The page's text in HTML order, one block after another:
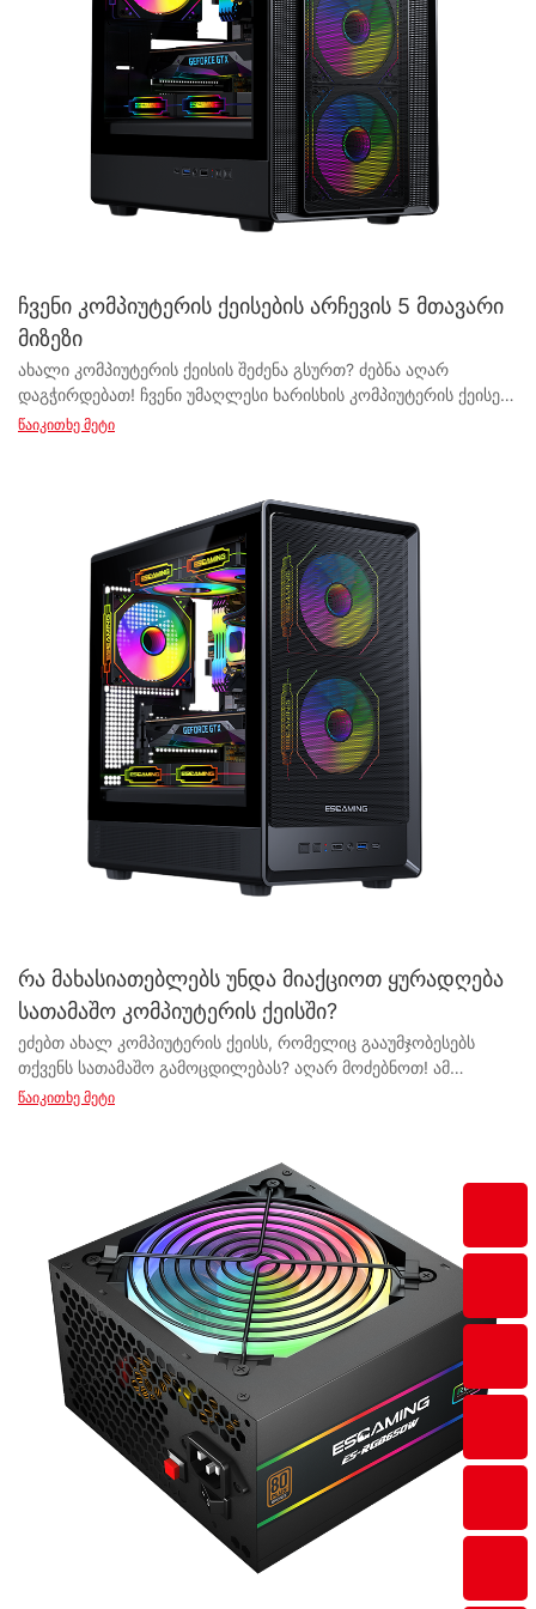
ჩვენი კომპიუტერის ქეისების არჩევის 5 მთავარი
მიზეზი
ახალი კომპიუტერის ქეისის შეძენა გსურთ? ძებნა აღარ დაგჭირდებათ! ჩვენი უმაღლესი ხარისხის კომპიუტერის ქეისები შეუდარებელ ხარისხსა და ფუნქციონალურობას გთავაზობთ. ამ სტატიაში ჩვენ განვიხილავთ 5 მთავარ მიზეზს, თუ რატომ უნდა აირჩიოთ ჩვენი პროდუქტები თქვენი შემდეგი აწყობისთვის. ელეგანტური დიზაინიდან დაწყებული, უმაღლესი შესრულებით დამთავრებული, ჩვენ გვაქვს ყველაფერი, რაც გჭირდებათ თქვენი სისტემის ახალ დონეზე ასაყვანად. განაგრძეთ კითხვა, რომ გაიგოთ, თუ რატომ არის ჩვენი კომპიუტერის ქეისები საუკეთესო არჩევანი თქვენი სათამაშო ან პროფესიონალური საჭიროებებისთვის. - პრემიუმ ხარისხის მასალები როდესაც საქმე თქვენი კომპიუტერისთვის იდეალური კომპიუტერის ქეისის არჩევას ეხება, ერთ-ერთი ყველაზე მნიშვნელოვანი გასათვალისწინებელი ფაქტორი მისი დამზადებისას გამოყენებული მასალების ხარისხია. ჩვენს კომპანიაში ჩვენ ვამაყობთ, რომ ჩვენი კომპიუტერის ქეისების წარმოებაში მხოლოდ მაღალი ხარისხის მასალებს ვიყენებთ. ამ სტატიაში განვიხილავთ 5 მთავარ მიზეზს, თუ რატომ შეიძლება ჩვენი კომპიუტერის ქეისების არჩევა თქვენთვის, როგორც მომხმარებლისთვის, სასარგებლო იყოს. პირველ რიგში, ჩვენი ერთგულება მაღალი ხარისხის მასალების გამოყენების მიმართ უზრუნველყოფს ჩვენი კომპიუტერის ქეისების გამძლეობას. ჩვენ გვესმის, რომ მაღალი ხარისხის კომპიუტერის ქეისში ინვესტირება მნიშვნელოვანია, რადგან ის თქვენი მთელი კომპიუტერული სისტემის საფუძველს წარმოადგენს. ჩვენი ქეისების კონსტრუქციაში მაღალი ხარისხის მასალების გამოყენებით, ჩვენ გარანტიას გაძლევთ, რომ ისინი გაუძლებენ დროს და უზრუნველყოფენ ხანგრძლივ გამძლეობას. გარდა ამისა, ჩვენი ერთგულება მაღალი ხარისხის მასალების გამოყენების მიმართ ნიშნავს, რომ ჩვენი კომპიუტერის ქეისები არა მხოლოდ გამძლეა, არამედ ესთეტიურად სასიამოვნოც. ჩვენ გვჯერა, რომ კომპიუტერის ქეისმა არა მხოლოდ უნდა დაიცვას თქვენი ძვირფასი კომპონენტები, არამედ წარმოაჩინოს ისინი ელეგანტურად და ელეგანტურად. ჩვენი ქეისები შექმნილია ელეგანტური და თანამედროვე ესთეტიკის გათვალისწინებით, რაც მათ იდეალურ დამატებად აქცევს ნებისმიერი სათამაშო სისტემისთვის ან სამუშაო სადგურისთვის. გარდა ამისა, ჩვენი კომპიუტერის კორპუსებში პრემიუმ ხარისხის მასალების გამოყენება უზრუნველყოფს უმაღლეს ფუნქციონალურობას. ჩვენი კორპუსები სპეციალურად შექმნილია თქვენი კომპონენტებისთვის ოპტიმალური ჰაერის ნაკადისა და გაგრილებისთვის, რაც უზრუნველყოფს თქვენი კომპიუტერის შეუფერხებელ და ეფექტურ მუშაობას. გარდა ამისა, ჩვენი კორპუსები აღჭურვილია ისეთი ფუნქციებით, როგორიცაა კაბელების მართვის სისტემები და ხელსაწყოების გარეშე ინსტალაცია, რაც მათ გამოყენებასა და მოვლას მარტივს ხდის. გამძლეობის, ესთეტიკისა და ფუნქციონალურობის გარდა, ჩვენი კომპიუტერის ქეისების არჩევა ასევე ნიშნავს რეპუტაციის მქონე და სანდო კომპიუტერის ქეისების მწარმოებლის მხარდაჭერას. ჩვენ გვაქვს დიდი ხნის რეპუტაცია ინდუსტრიაში მაღალი ხარისხის პროდუქციის წარმოებისთვის, რომელიც აკმაყოფილებს ჩვენი მომხმარებლების საჭიროებებს. ჩვენი გამოცდილი ინჟინრებისა და დიზაინერების გუნდი დაუღალავად მუშაობს ჩვენი პროდუქციის ინოვაციებისა და გაუმჯობესებისთვის, რათა უზრუნველყოს, რომ ჩვენი კომპიუტერის ქეისების არჩევისას მიიღოთ მხოლოდ საუკეთესო. და ბოლოს, ჩვენი კომპიუტერის კორპუსის პროდუქტების არჩევით, შეგიძლიათ დარწმუნებული იყოთ, რომ ინვესტიციას დებთ პროდუქტში, რომელსაც აქვს შესანიშნავი მომხმარებელთა მომსახურება და მხარდაჭერა. ჩვენი გუნდი ორიენტირებულია მომხმარებლებისთვის უმაღლესი დონის დახმარების გაწევაზე, იქნება ეს პროდუქტის რეკომენდაციები, პრობლემების მოგვარება თუ გარანტირებული მხარდაჭერა. ჩვენ ვალდებულნი ვართ უზრუნველვყოთ, რომ ჩვენი პროდუქტებით თქვენი გამოცდილება იყოს განსაკუთრებული. დასკვნის სახით, როდესაც საქმე თქვენი კომპიუტერისთვის კომპიუტერის ქეისის შერჩევას ეხება, აუცილებელია აირჩიოთ პრემიუმ ხარისხის მასალებით დამზადებული პროდუქტი. ჩვენი კომპიუტერის ქეისები არა მხოლოდ გამძლეობას, ესთეტიკასა და ფუნქციონალურობას გვთავაზობენ, არამედ რეპუტაციის მქონე მწარმოებლის მხარდაჭერასაც. მაშ, რატომ უნდა დაკმაყოფილდეთ რაიმეთი ნაკლებით? აირჩიეთ ჩვენი კომპიუტერის ქეისები და თავად გამოსცადეთ განსხვავება. - ელეგანტური და ფუნქციური დიზაინი როდესაც საქმე თქვენი კომპიუტერული სისტემისთვის კომპიუტერის ქეისის არჩევას ეხება, ბაზარზე უამრავი ვარიანტია ხელმისაწვდომი. თუმცა, ყველა კომპიუტერის ქეისი ერთნაირი არ არის. ჩვენს კომპანიაში ვამაყობთ, რომ გთავაზობთ მაღალი ხარისხის კომპიუტერის ქეისებს, რომლებიც გამოირჩევა როგორც ელეგანტური, ასევე ფუნქციონალური დიზაინით. ჩვენი კომპიუტერის ქეისების არჩევის ერთ-ერთი მთავარი მიზეზი მათი ელეგანტური დიზაინია. ჩვენი ქეისები საგულდაგულოდ არის დამზადებული არა მხოლოდ ვიზუალურად მიმზიდველი იერსახისთვის, არამედ თქვენი კომპიუტერის საერთო ესთეტიკის გასაუმჯობესებლად. სუფთა ხაზებით, თანამედროვე დასრულებითა და ინოვაციური ფუნქციებით, ჩვენი კომპიუტერის ქეისები აუცილებლად გამოავლენს ნებისმიერ სამუშაო სივრცეს ან სათამაშო სისტემას. ელეგანტური დიზაინის გარდა, ჩვენი კომპიუტერის ქეისები ასევე ძალიან ფუნქციონალურია. ჩვენ გვესმის ჰაერის სწორი ნაკადის, კაბელების მართვისა და კომპონენტების თავსებადობის მნიშვნელობა მაღალი ხარისხის კომპიუტერული სისტემის აწყობისას. სწორედ ამიტომ, ჩვენი ქეისები ექსპერტულად არის დაპროექტებული, რათა უზრუნველყოს ჰაერის საკმარისი ნაკადი, კაბელების მარტივი გაყვანილობის ვარიანტები და თქვენი კომპონენტებისთვის საკმარისი ადგილი „სუნთქვისთვის“. როგორც წამყვანი კომპიუტერის ქეისების მიმწოდებელი და მწარმოებელი, ჩვენ ვამაყობთ ჩვენი პროდუქციის ხარისხითა და გამძლეობით. ჩვენი ქეისები დამზადებულია მაღალი ხარისხის მასალებისგან, რომლებიც გამძლეა, რაც უზრუნველყოფს, რომ თქვენი ინვესტიცია გაუძლებს დროს. გამოცდილი კომპიუტერის შემქმნელი ხართ თუ კომპიუტერული ტექნიკის სამყაროში ახალბედა, ჩვენი ქეისები გთავაზობთ სტილისა და ფუნქციონალურობის იდეალურ ნაზავს. ჩვენი კომპიუტერის ქეისების არჩევის კიდევ ერთი მიზეზი ინოვაციებისადმი ჩვენი ერთგულებაა. ჩვენ მუდმივად ვცდილობთ დიზაინისა და ტექნოლოგიების საზღვრების გაფართოებას, რათა შევქმნათ პროდუქტები, რომლებიც არა მხოლოდ ვიზუალურად განსაცვიფრებელია, არამედ ძალიან პრაქტიკულიც. გამაგრებული მინის გვერდითი პანელებიდან დაწყებული RGB განათების ვარიანტებით დამთავრებული, ჩვენი ქეისები სავსეა ფუნქციებით, რომლებიც თქვენი კომპიუტერის კონფიგურაციას ახალ დონეზე აიყვანს. და ბოლოს, ჩვენი მომხმარებელთა მომსახურება კონკურენტებისგან გამოგვარჩევს. როგორც რეპუტაციის მქონე კომპიუტერის კორპუსების მიმწოდებელი, ჩვენ ვცდილობთ, ჩვენს მომხმარებლებს ყოველ ნაბიჯზე განსაკუთრებული მხარდაჭერა გავუწიოთ. თუ თქვენ გაქვთ შეკითხვები თავსებადობასთან, ინსტალაციასთან ან პერსონალიზაციის ვარიანტებთან დაკავშირებით, ჩვენი ექსპერტების გუნდი მზადაა დაგეხმაროთ თქვენი კომპიუტერული სისტემისთვის სწორი არჩევანის გაკეთებაში. დასკვნის სახით, ჩვენი კომპიუტერის ქეისები გთავაზობთ ელეგანტური დიზაინის, ფუნქციონალურობის, ხარისხის, ინოვაციისა და მაღალი დონის მომხმარებელთა მომსახურების გამარჯვებულ კომბინაციას. გეიმერი იქნებით, კონტენტის შემქმნელი თუ ბიზნეს პროფესიონალი, ჩვენი ქეისები იდეალური არჩევანია თქვენი კომპიუტერის სისტემის ახალ დონეზე ასაყვანად. აირჩიეთ ჩვენი კომპიუტერის ქეისები და თავად გამოსცადეთ განსხვავება. - უმაღლესი ხარისხის გაგრილება და ჰაერის ნაკადი როდესაც საქმე თქვენი სათამაშო სისტემისთვის ან სამუშაო სადგურისთვის კომპიუტერის ქეისის არჩევას ეხება, ერთ-ერთი ყველაზე მნიშვნელოვანი გასათვალისწინებელი ფაქტორია შესანიშნავი გაგრილებისა და ჰაერის ნაკადის უზრუნველყოფა. კომპიუტერის ქეისი, რომელიც უზრუნველყოფს შესანიშნავ გაგრილებას და ჰაერის ნაკადს, აუცილებელია თქვენი კომპონენტების ოპტიმალური მუშაობისა და ხანგრძლივი მუშაობის შესანარჩუნებლად. XYZ PC CASE-ში ჩვენ ვამაყობთ იმით, რომ გთავაზობთ უმაღლესი ხარისხის კომპიუტერის ქეისებს, რომლებიც სპეციალურად შექმნილია გაგრილების და ჰაერის ნაკადის გასაუმჯობესებლად მაქსიმალური ეფექტურობისთვის. როგორც კომპიუტერის კორპუსების წამყვანი მიმწოდებელი და მწარმოებელი, ჩვენ გვესმის კომპიუტერის სისტემების სათანადო ვენტილაციისა და გაგრილების მნიშვნელობა. ჩვენი კომპიუტერის კორპუსები დაპროექტებულია მოწინავე ჰაერის ნაკადის ტექნოლოგიით, მათ შორის სტრატეგიულად განთავსებული ვენტილაციის ხვრელებით, ვენტილატორის სამაგრებით და თხევადი გაგრილების სისტემებისთვის განკუთვნილი ადგილით. ეს უზრუნველყოფს, რომ თქვენი კომპონენტები გაცივებული დარჩეს ინტენსიური სათამაშო სესიების ან რესურსებით გადატვირთული ამოცანების დროსაც კი. ჩვენი კომპიუტერის კორპუსების ერთ-ერთი მთავარი მახასიათებელია მაღალი ხარისხის მასალების გამოყენება, რომლებიც შექმნილია სითბოს ეფექტურად გასაფანტად. ჩვენი კორპუსები დამზადებულია უმაღლესი ხარისხის მასალებისგან, როგორიცაა ფოლადი, ალუმინი და გამაგრებული მინა, რაც არა მხოლოდ უზრუნველყოფს გამძლეობას და უსაფრთხოებას, არამედ ხელს უწყობს სითბოს გაფრქვევას. ეს ხელს უშლის კორპუსში სითბოს დაგროვებას, რამაც შეიძლება გამოიწვიოს თერმული დათრგუნვა და მუშაობის შემცირება. შესანიშნავი გაგრილების გარდა, ჩვენი კომპიუტერის კორპუსები ასევე შექმნილია ჰაერის ნაკადის გათვალისწინებით. თითოეული კორპუსი აღჭურვილია მრავალი ვენტილატორის სამაგრით და სავენტილაციო ხვრელით, რათა უზრუნველყოფილი იყოს ჰაერის სათანადო ცირკულაცია მთელ სისტემაში. ეს ხელს უწყობს კორპუსიდან ცხელი ჰაერის გამოდევნას და სუფთა, გრილი ჰაერის შემოდინებას, რათა თქვენი კომპონენტები საუკეთესოდ მუშაობდნენ. გარდა ამისა, ჩვენი კომპიუტერის ქეისები შექმნილია კაბელების მართვის გათვალისწინებით, რაც ხელს უწყობს ქეისში ჰაერის ნაკადის გაუმჯობესებას. კაბელების ორგანიზებულად და გზიდან მოშორებით შენარჩუნებით, ჰაერის ნაკადი არ იბლოკება, რაც უზრუნველყოფს გაგრილების უკეთეს ეფექტურობას. ეს ასევე ხელს უწყობს ინტერიერის სისუფთავისა და მოწესრიგებულობის შენარჩუნებას, რაც აუცილებელია სათანადო ჰაერის ნაკადისა და გაგრილებისთვის. დასკვნის სახით, კომპიუტერის კორპუსის არჩევისას, გასათვალისწინებელი მნიშვნელოვანი ფაქტორებია შესანიშნავი გაგრილება და ჰაერის ნაკადი. ჩვენი უმაღლესი ხარისხის კომპიუტერის კორპუსის პროდუქტებით, შეგიძლიათ დარწმუნებული იყოთ თქვენი სისტემისთვის შესანიშნავ გაგრილების მუშაობასა და ოპტიმალურ ჰაერის ნაკადში. როგორც სანდო კომპიუტერის კორპუსის მიმწოდებელი და მწარმოებელი, ჩვენ ორიენტირებული ვართ მაღალი ხარისხის პროდუქციის მიწოდებაზე, რომელიც დააკმაყოფილებს ჩვენი მომხმარებლების საჭიროებებს. აირჩიეთ XYZ კომპიუტერის კორპუსი თქვენი შემდეგი კომპიუტერის აწყობისთვის და გამოსცადეთ ჩვენი პროდუქციის მიერ შემოთავაზებული გაგრილების და ჰაერის ნაკადის განსხვავება. - მორგებადი პარამეტრები როდესაც საქმე თქვენი კომპიუტერისთვის კომპიუტერის ქეისის არჩევას ეხება, ბაზარზე არსებული ამდენი ვარიანტის გათვალისწინებით, ეს შეიძლება საკმაოდ რთული ამოცანა იყოს. თუმცა, არსებობს აშკარა უპირატესობები, თუ კომპიუტერის ქეისს აირჩევთ სანდო მომწოდებლისგან, რომელსაც აქვს მორგებადი ვარიანტები.
წაიკითხე მეტი
რა მახასიათებლებს უნდა მიაქციოთ ყურადღება
სათამაშო კომპიუტერის ქეისში?
ეძებთ ახალ კომპიუტერის ქეისს, რომელიც გააუმჯობესებს თქვენს სათამაშო გამოცდილებას? აღარ მოძებნოთ! ამ სტატიაში ჩვენ განვიხილავთ ძირითად მახასიათებლებს, რომლებიც გასათვალისწინებელია სათამაშო კომპიუტერის ქეისის არჩევისას. გაარკვიეთ, თუ როგორ დაგეხმარებათ სწორი ქეისი თქვენი გეიმპლეის და საერთო სათამაშო კონფიგურაციის ოპტიმიზაციაში. - თამაშებისთვის განკუთვნილი კომპიუტერის ქეისის არჩევისას გასათვალისწინებელი ფაქტორები როდესაც საქმე სათამაშო კომპიუტერის აწყობას ეხება, ერთ-ერთი ყველაზე მნიშვნელოვანი გასათვალისწინებელი კომპონენტი კომპიუტერის კორპუსია. კარგი კომპიუტერის კორპუსი არა მხოლოდ თქვენი აპარატურისთვის ელეგანტურ კორპუსს უზრუნველყოფს, არამედ გადამწყვეტ როლს ასრულებს ჰაერის ნაკადში, გაგრილებასა და სისტემის საერთო მუშაობაში. ამ სტატიაში განვიხილავთ ფაქტორებს, რომლებიც უნდა გაითვალისწინოთ სათამაშო კომპიუტერის კორპუსის არჩევისას, დიზაინიდან და ზომიდან დაწყებული, გაგრილების ვარიანტებითა და კაბელების მართვით დამთავრებული. დიზაინი და ესთეტიკა სათამაშო კომპიუტერის ქეისის არჩევისას ერთ-ერთი პირველი, რაც უნდა გაითვალისწინოთ, არის დიზაინი და ესთეტიკა. კომპიუტერის ქეისები მრავალფეროვანი ფორმებით, ზომებითა და სტილით გამოირჩევა, ამიტომ მნიშვნელოვანია აირჩიოთ ისეთი, რომელიც არა მხოლოდ თქვენს აპარატურულ მოთხოვნებს შეესაბამება, არამედ თქვენს პირად სტილსაც ასახავს. ზოგიერთი გეიმერი უპირატესობას ანიჭებს დახვეწილ, მინიმალისტურ დიზაინს, ზოგი კი შეიძლება უპირატესობას ანიჭებდეს RGB განათებითა და აგრესიული სტილით გამორჩეულ ქეისებს. მნიშვნელოვანია აირჩიოთ ისეთი ქეისი, რომელიც არა მხოლოდ კარგად გამოიყურება, არამედ აქვს ოპტიმალური მუშაობისთვის საჭირო ფუნქციებიც. ზომა ზომა კიდევ ერთი მნიშვნელოვანი ფაქტორია, რომელიც გასათვალისწინებელია სათამაშო კომპიუტერის ქეისის არჩევისას. თქვენი ქეისის ზომა დამოკიდებული იქნება თქვენი კომპონენტების ზომაზე და საჭირო გაგრილების რაოდენობაზე. უფრო დიდ ქეისებს, როგორც წესი, მეტი ადგილი აქვთ დამატებითი ვენტილატორებისთვის, რადიატორებისთვის და სხვა გაგრილების გადაწყვეტილებებისთვის, ხოლო პატარა ქეისები შეიძლება უფრო კომპაქტური და პორტატული იყოს. მნიშვნელოვანია აირჩიოთ ქეისი, რომელიც არა მხოლოდ თქვენს აპარატურას მოერგება, არამედ საკმარისი ადგილი აქვს ჰაერის სათანადო ნაკადისა და კაბელების მართვისთვის. გაგრილების პარამეტრები გაგრილება უმნიშვნელოვანესია სათამაშო კომპიუტერის ოპტიმალური მუშაობის შესანარჩუნებლად, ამიტომ მნიშვნელოვანია აირჩიოთ ისეთი კორპუსი, რომელიც გაგრილების მრავალ ვარიანტს გთავაზობთ. მოძებნეთ კორპუსები, რომლებსაც აქვთ მრავალი ვენტილატორის სამაგრი, თხევადი გაგრილების მხარდაჭერა და კარგი ჰაერის ნაკადის დიზაინი. ზოგიერთ კორპუსს აქვს წინასწარ დაყენებული ვენტილატორები ან RGB განათება გაგრილების მუშაობისა და ესთეტიკის გასაუმჯობესებლად. სათანადო გაგრილება ხელს შეუწყობს გადახურების თავიდან აცილებას და უზრუნველყოფს თქვენი კომპონენტების შეუფერხებელ მუშაობას მძიმე დატვირთვის დროს. კაბელების მართვა შესაძლოა, კომპიუტერის კორპუსის არჩევისას კაბელების მართვა ყველაზე საინტერესო ასპექტი არ იყოს, თუმცა მას შეუძლია დიდი გავლენა მოახდინოს თქვენი სისტემის საერთო იერსახესა და ფუნქციონირებაზე. მოძებნეთ ისეთი კორპუსები, რომლებსაც საკმარისი ადგილი აქვთ კაბელების დედაპლატის უჯრის უკან გასაყვანად, ასევე აქვთ უამრავი შემაერთებელი წერტილი და კაბელების მართვის ფუნქცია. კაბელების მოწესრიგებულად და ორგანიზებულად შენახვა არა მხოლოდ გააუმჯობესებს ჰაერის ნაკადს და გაგრილებას, არამედ მომავალში გაამარტივებს თქვენი სისტემის პრობლემების მოგვარებას და განახლებას. დასკვნის სახით, სათამაშო კომპიუტერის ქეისის არჩევისას მნიშვნელოვანია გაითვალისწინოთ ისეთი ფაქტორები, როგორიცაა დიზაინი, ზომა, გაგრილების პარამეტრები და კაბელების მართვა. ამ ფაქტორების ყურადღებით შეფასებით და მაღალი ხარისხის კომპიუტერის ქეისის არჩევით სანდო კომპიუტერის ქეისების მიმწოდებლის ან მწარმოებლისგან, შეგიძლიათ შექმნათ სათამაშო სისტემა, რომელიც არა მხოლოდ შესანიშნავად გამოიყურება, არამედ საუკეთესოდ მუშაობს. ასე რომ, დაუთმეთ დრო თქვენი სათამაშო სისტემისთვის შესაფერისი კომპიუტერის ქეისის შესწავლას და არჩევას და ისიამოვნეთ საათობით გლუვი, მაღალი ხარისხის თამაშით. - დიზაინი და ესთეტიკა სათამაშო კომპიუტერის ქეისებში მაღალი ხარისხის სათამაშო კომპიუტერის აწყობისას, სწორი კომპიუტერის კორპუსის შერჩევა უმნიშვნელოვანესია. ის არა მხოლოდ ყველა ძვირადღირებულ კომპონენტს იტევს, არამედ მნიშვნელოვან როლს ასრულებს თქვენი სისტემის საერთო ესთეტიკაში. ამ სტატიაში ჩვენ განვიხილავთ დიზაინისა და ესთეტიკის მნიშვნელობას სათამაშო კომპიუტერის კორპუსებში და განვიხილავთ ძირითად მახასიათებლებს, რომლებიც უნდა გაითვალისწინოთ თქვენი სათამაშო კომპიუტერის კორპუსის არჩევისას. სათამაშო კომპიუტერის ქეისის არჩევისას ერთ-ერთი პირველი, რაც უნდა გაითვალისწინოთ, არის საერთო დიზაინი. სათამაშო კომპიუტერის ქეისები სხვადასხვა ფორმის, ზომისა და სტილისაა, ამიტომ აუცილებელია იპოვოთ ისეთი, რომელიც არა მხოლოდ თქვენს კომპონენტებს მოერგება, არამედ თქვენს პირად გემოვნებასაც შეესაბამება. ზოგიერთი მოთამაშე უპირატესობას ანიჭებს ელეგანტურ და მინიმალისტურ ქეისებს, ზოგი კი შეიძლება უფრო თვალშისაცემი და თამამი იყოს. საბოლოო ჯამში, თქვენი კომპიუტერის ქეისის დიზაინი უნდა ასახავდეს თქვენს ინდივიდუალურ სტილსა და პრეფერენციებს. დიზაინის გარდა, ესთეტიკასაც მნიშვნელოვანი როლი აქვს სათამაშო კომპიუტერის კორპუსის საერთო მიმზიდველობაში. ბევრი მწარმოებელი გვთავაზობს კორპუსებს მორგებადი RGB განათების ვარიანტებით, გამაგრებული მინის პანელებით და უნიკალური დიზაინის მახასიათებლებით, რაც თქვენს კორპუსს სხვებისგან გამოარჩევს. ეს ესთეტიკური გაუმჯობესებები არა მხოლოდ ვიზუალურ მიმზიდველობას მატებს თქვენს სისტემას, არამედ საშუალებას გაძლევთ, თქვენი კომპონენტები სტილურად წარმოაჩინოთ. სათამაშო კომპიუტერის ქეისის არჩევისას აუცილებელია პრაქტიკული მახასიათებლების გათვალისწინებაც. ჰაერის ნაკადი მნიშვნელოვანი ფაქტორია, რადგან სათანადო ვენტილაცია აუცილებელია კომპონენტების გაგრილებისთვის ინტენსიური თამაშის დროს. მოძებნეთ ქეისები ვენტილატორის სამაგრით, მტვრის ფილტრებით და კაბელების მართვის ოფციებით, რათა უზრუნველყოთ ჰაერის სწორი ნაკადი და ორგანიზება თქვენს კომპიუტერში. გარდა ამისა, გაითვალისწინეთ თქვენი ვიდეო ბარათის, პროცესორის გამაგრილებელი და კვების ბლოკის ზომა, რათა დარწმუნდეთ, რომ ისინი კომფორტულად მოთავსდება ქეისში. სათამაშო კომპიუტერის კორპუსის არჩევისას გასათვალისწინებელი კიდევ ერთი მნიშვნელოვანი ასპექტია მისი კონსტრუქციის ხარისხი. მოძებნეთ გამძლე მასალებისგან, როგორიცაა ფოლადი ან ალუმინი, დამზადებული კორპუსები, რადგან ეს მასალები უზრუნველყოფს უმაღლეს სიმტკიცეს და გამძლეობას. გარდა ამისა, გაითვალისწინეთ კორპუსის საერთო კონსტრუქციის ხარისხი, მათ შორის პანელების სისქე, შეღებვის ხარისხი და კომპონენტების მონტაჟის სიმარტივე. დასკვნის სახით, სათამაშო კომპიუტერის ქეისის არჩევისას აუცილებელია გაითვალისწინოთ როგორც დიზაინი, ასევე ესთეტიკა. ისეთი ქეისის პოვნა, რომელიც არა მხოლოდ თქვენს კომპონენტებს მოერგება, არამედ თქვენს ინდივიდუალურ სტილსა და პრეფერენციებსაც ასახავს, ​​შეუძლია გააუმჯობესოს თქვენი სათამაშო სისტემის საერთო იერსახე და შეგრძნება. მოძებნეთ ქეისები მორგებადი RGB განათებით, გამაგრებული მინის პანელებით და უნიკალური დიზაინის მახასიათებლებით, რათა თქვენი კონსტრუქცია მართლაც უნიკალური გახადოთ. გარდა ამისა, გაითვალისწინეთ პრაქტიკული მახასიათებლები, როგორიცაა ჰაერის ნაკადი, აწყობის ხარისხი და თქვენს კომპონენტებთან თავსებადობა, რათა უზრუნველყოთ წარმატებული თამაშებზე ორიენტირებული აწყობა. სწორი კომპიუტერის ქეისით, შეგიძლიათ შექმნათ განსაცვიფრებელი და ფუნქციონალური სათამაშო სისტემა, რომელიც ყველას აღაფრთოვანებს. - გაგრილების და ჰაერის ნაკადის საკითხები სათამაშო კომპიუტერის კორპუსებისთვის სათამაშო კომპიუტერის აწყობისას, ერთ-ერთი ყველაზე მნიშვნელოვანი კომპონენტი, რომელიც გასათვალისწინებელია, კომპიუტერის კორპუსია. ის არა მხოლოდ ინახავს და იცავს თქვენს ძვირადღირებულ აპარატურას, არამედ გადამწყვეტ როლს ასრულებს გაგრილებასა და ჰაერის ნაკადში. ამ სტატიაში განვიხილავთ სათამაშო კომპიუტერის კორპუსის ძირითად მახასიათებლებს, ძირითადი აქცენტით გაგრილებასა და ჰაერის ნაკადზე. კომპიუტერის კორპუსის არჩევისას ერთ-ერთი პირველი გასათვალისწინებელი ფაქტორი მისი ზომაა. უფრო დიდ კორპუსებს, როგორც წესი, მეტი ადგილი აქვთ ვენტილატორებისა და რადიატორებისთვის, რაც ხელს უწყობს ჰაერის ნაკადის და გაგრილების გაუმჯობესებას. თუმცა, პატარა კორპუსები შეიძლება უფრო კომპაქტური და პორტატული იყოს, ამიტომ მნიშვნელოვანია ზომასა და გაგრილების შესაძლებლობას შორის ბალანსის დაცვა. გაგრილების თვალსაზრისით, ვენტილატორების რაოდენობა და განლაგება უმნიშვნელოვანესია. მოძებნეთ კორპუსი, რომელსაც აქვს ვენტილატორის რამდენიმე სამაგრი, მათ შორის წინა, ზედა და უკანა პოზიციები. ეს საშუალებას მოგცემთ შექმნათ დაბალანსებული ჰაერის ნაკადის სისტემა, რომელიც ცივ ჰაერს წინა მხრიდან შემოიტანს და ცხელ ჰაერს უკანა და ზედა მხრიდან გამოდევნის. ზოგიერთ კორპუსს წინასწარ დამონტაჟებული ვენტილატორებიც კი აქვს, რაც დროსა და ფულს დაგიზოგავთ. ვენტილატორის სამაგრების გარდა, მნიშვნელოვანია გავითვალისწინოთ თხევადი გაგრილების პოტენციალი. სათამაშო კომპიუტერის ბევრ ქეისს აქვს რადიატორის საყრდენი, რაც უზრუნველყოფს მაღალი კლასის კომპონენტების უფრო ეფექტურ გაგრილებას. მოძებნეთ ისეთი ქეისები, რომლებსაც აქვთ რადიატორის დასამონტაჟებელი ადგილი, ასევე ისეთი ფუნქციები, როგორიცაა რეზინის სამაგრები კაბელების სუფთა მართვისთვის. კიდევ ერთი მნიშვნელოვანი ფაქტორი, რომელიც გასათვალისწინებელია, კორპუსის დიზაინია. მოძებნეთ კორპუსები ისეთი ფუნქციებით, როგორიცაა მტვრის ფილტრები, კაბელების მართვის ვარიანტები და გამაგრილებელი მინის პანელები. მტვრის ფილტრები ხელს უშლის მტვრის დაგროვებას კორპუსში, რამაც შეიძლება გავლენა მოახდინოს ჰაერის ნაკადსა და გაგრილების მუშაობაზე. კაბელების მართვის ვარიანტები, როგორიცაა ნახვრეტები და შემაერთებელი წერტილები, დაგეხმარებათ კორპუსის მოწესრიგებულად და ორგანიზებულად შენარჩუნებაში. გამაგრილებელი მინის პანელები წარმოაჩენს თქვენს კომპონენტებს და RGB განათებას, რაც თქვენს კონსტრუქციას სტილს შემატებს. კომპიუტერის ქეისის არჩევისას, უმნიშვნელოვანესია სანდო მომწოდებლის ან მწარმოებლის არჩევა. მოძებნეთ კომპანიები, რომლებსაც აქვთ მაღალი ხარისხის, კარგი ჰაერის ნაკადის და გაგრილების მახასიათებლების მქონე ქეისების წარმოების ისტორია. მიმოხილვების წაკითხვა და მომხმარებელთა გამოხმაურების შემოწმება დაგეხმარებათ ინფორმირებული გადაწყვეტილების მიღებაში. დასკვნის სახით, სათამაშო კომპიუტერის ქეისის ძიებისას, გაგრილების და ჰაერის ნაკადის საკითხები სიის სათავეში უნდა იყოს. სწორი მახასიათებლების მქონე ქეისის არჩევით, როგორიცაა ვენტილატორის სამაგრები, თხევადი გაგრილების მხარდაჭერა და კარგად გააზრებული დიზაინი, შეგიძლიათ უზრუნველყოთ, რომ თქვენი კომპონენტები გაცივებული დარჩება და
წაიკითხე მეტი